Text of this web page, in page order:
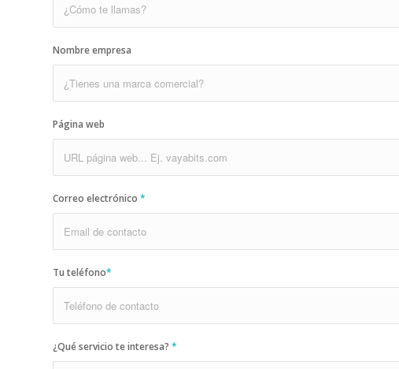
Nombre empresa
Página web
Correo electrónico *
Tu teléfono*
¿Qué servicio te interesa? *